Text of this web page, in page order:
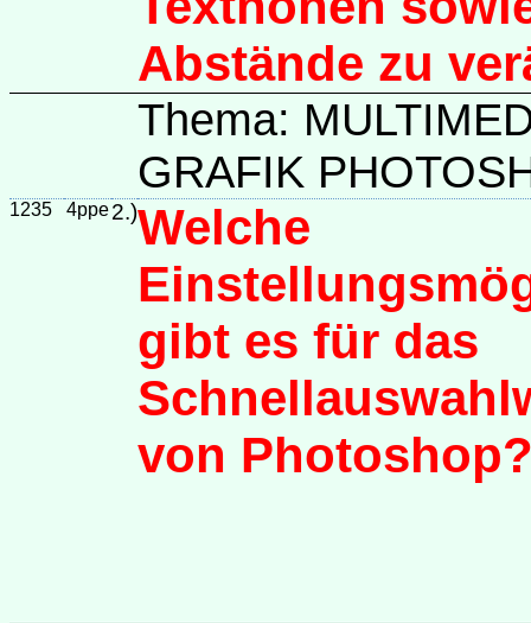
Abstände zu
Thema:
GRAFIK
1235 4ppe2.)Welche
gibt es für das
von